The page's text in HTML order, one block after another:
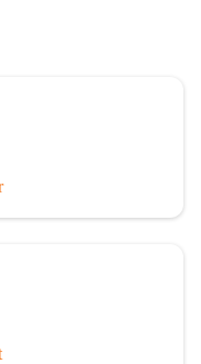
dem kleinen
Informationen und
zum Gesamtbild
zeitgerecht für das
mag um Nachsicht
auch der eine oder
nach ihren
und Gewissen